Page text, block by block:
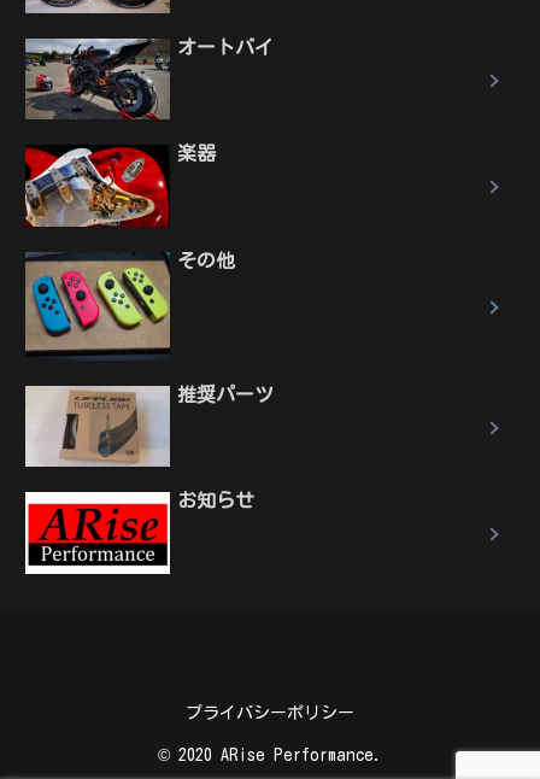
オートバイ
楽器
その他
推奨パーツ
お知らせ
プライバシーポリシー
© 2020 ARise Performance.